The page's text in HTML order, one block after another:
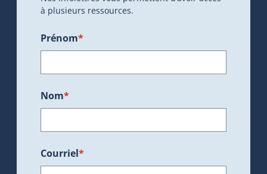
à plusieurs ressources.
Prénom*
Nom*
Courriel*